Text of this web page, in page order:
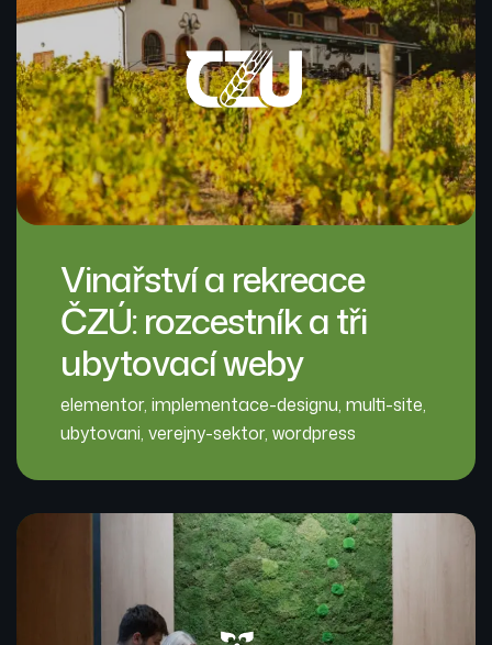
Vinařství a rekreace
ČZÚ: rozcestník a tři
ubytovací weby
elementor, implementace-designu, multi-site,
ubytovani, verejny-sektor, wordpress